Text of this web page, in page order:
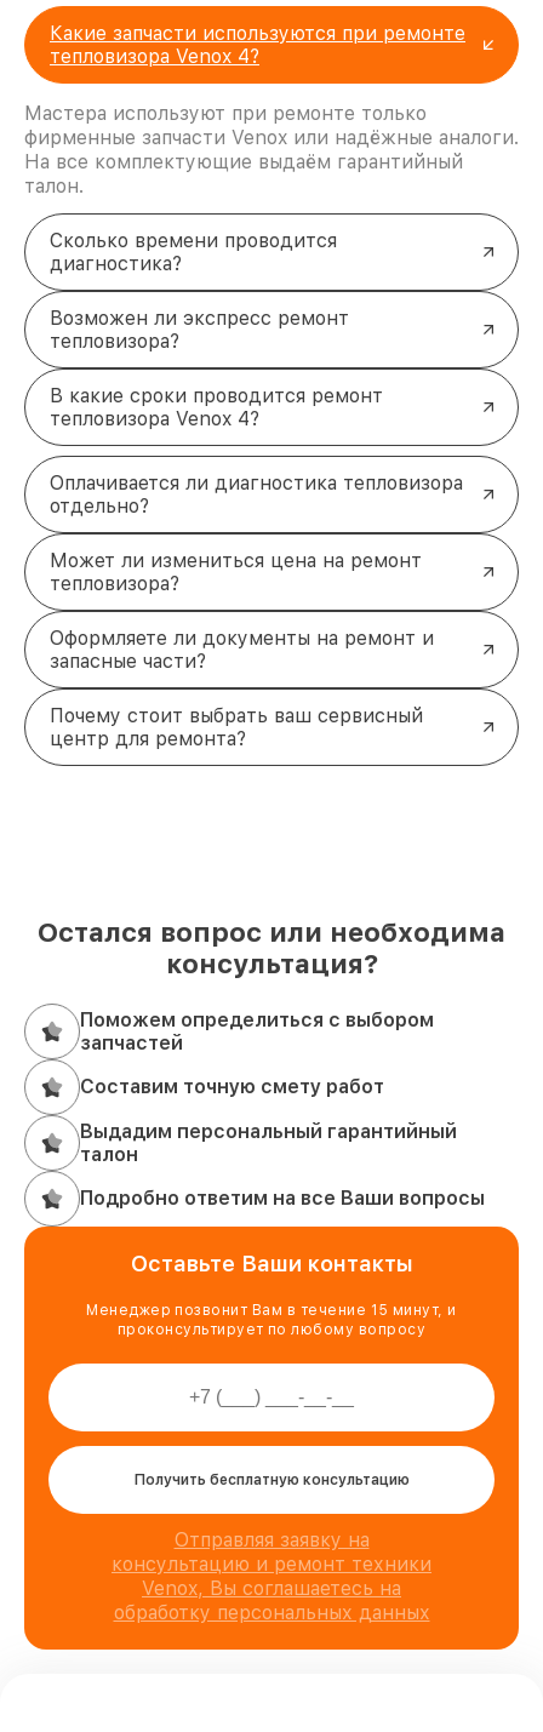
Какие запчасти используются при ремонте
тепловизора Venox 4?
Мастера используют при ремонте только
фирменные запчасти Venox или надёжные аналоги.
На все комплектующие выдаём гарантийный
талон.
Сколько времени проводится
диагностика?
Возможен ли экспресс ремонт
тепловизора?
В какие сроки проводится ремонт
тепловизора Venox 4?
Оплачивается ли диагностика тепловизора
отдельно?
Может ли измениться цена на ремонт
тепловизора?
Оформляете ли документы на ремонт и
запасные части?
Почему стоит выбрать ваш сервисный
центр для ремонта?
Остался вопрос или необходима
консультация?
Поможем определиться с выбором
запчастей
Составим точную смету работ
Выдадим персональный гарантийный
талон
Подробно ответим на все Ваши вопросы
Оставьте Ваши контакты
Менеджер позвонит Вам в течение 15 минут, и
проконсультирует по любому вопросу
Получить бесплатную консультацию
Отправляя заявку на
консультацию и ремонт техники
Venox, Вы соглашаетесь на
обработку персональных данных